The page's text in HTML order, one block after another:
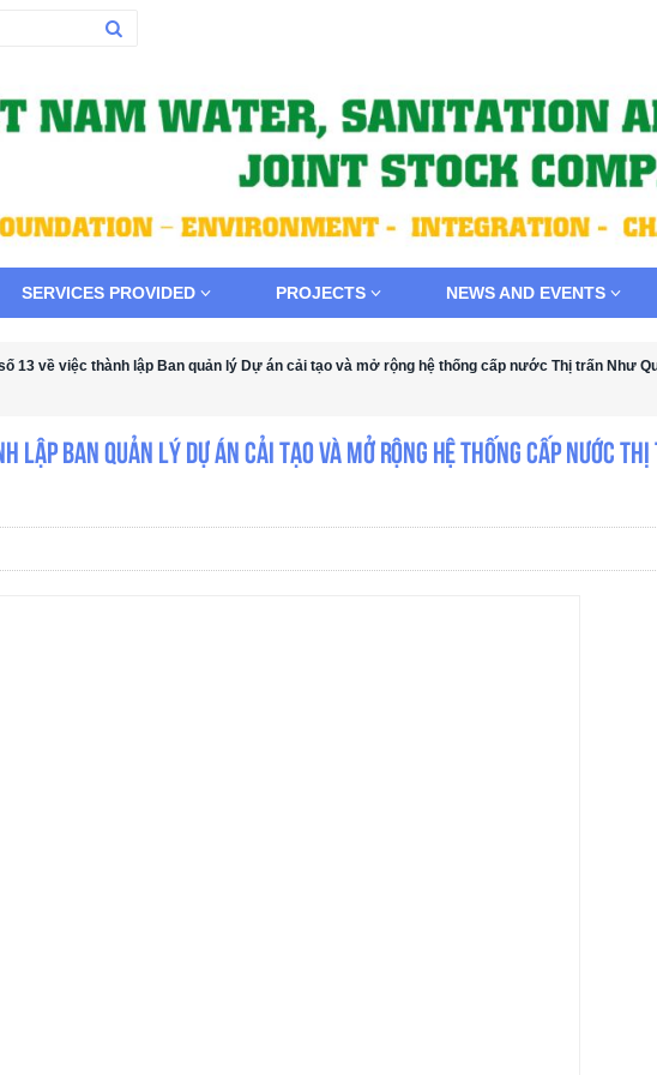
SERVICES PROVIDED PROJECTS NEWS AND EVENTS
13 về việc thành lập Ban quản lý Dự án cải tạo và mở rộng hệ thống cấp nước Thị trấn Như
lập Ban quản lý Dự án cải tạo và mở rộng hệ thống cấp nước